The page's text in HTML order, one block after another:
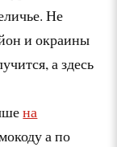
Не
и окраины
а здесь
на
а по